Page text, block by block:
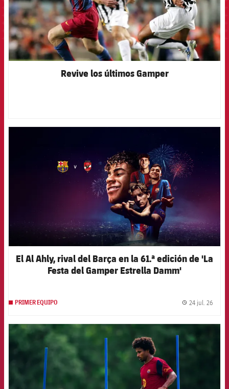
Revive los últimos Gamper
El Al Ahly, rival del Barça en la 61.ª edición de 'La
Festa del Gamper Estrella Damm'
PRIMER EQUIPO 24 jul. 26
FCB Barcelona badge